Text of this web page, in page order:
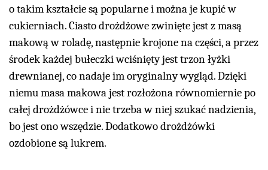
o takim kształcie są popularne i można je kupić w
cukierniach. Ciasto drożdżowe zwinięte jest z masą
makową w roladę, następnie krojone na części, a przez
środek każdej bułeczki wciśnięty jest trzon łyżki
drewnianej, co nadaje im oryginalny wygląd. Dzięki
niemu masa makowa jest rozłożona równomiernie po
całej drożdżówce i nie trzeba w niej szukać nadzienia,
bo jest ono wszędzie. Dodatkowo drożdżówki
ozdobione są lukrem.